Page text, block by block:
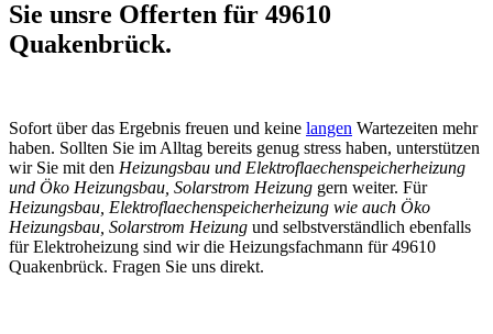
Sie unsre Offerten für 49610
Quakenbrück.
Sofort über das Ergebnis freuen und keine langen Wartezeiten mehr
haben. Sollten Sie im Alltag bereits genug stress haben, unterstützen
wir Sie mit den Heizungsbau und Elektroflaechenspeicherheizung
und Öko Heizungsbau, Solarstrom Heizung gern weiter. Für
Heizungsbau, Elektroflaechenspeicherheizung wie auch Öko
Heizungsbau, Solarstrom Heizung und selbstverständlich ebenfalls
für Elektroheizung sind wir die Heizungsfachmann für 49610
Quakenbrück. Fragen Sie uns direkt.